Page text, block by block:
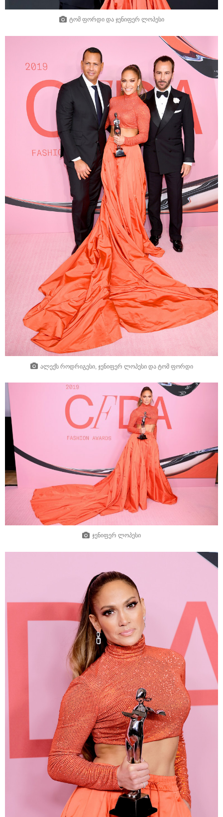
ტომ ფორდი და ჯენიფერ ლოპესი
ალექს როდრიგესი, ჯენიფერ ლოპესი და ტომ ფორდი
ჯენიფერ ლოპესი